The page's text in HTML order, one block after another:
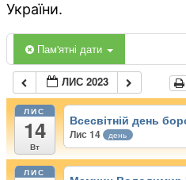
України.
Пам'ятні дати
ЛИС 2023
ЛИС
14
Вт
Всесвітній день
Лис 14 день
ЛИС